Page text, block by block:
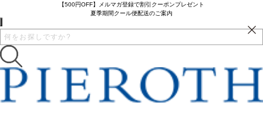
【500円OFF】メルマガ登録で割引クーポンプレゼント
夏季期間クール便配送のご案内